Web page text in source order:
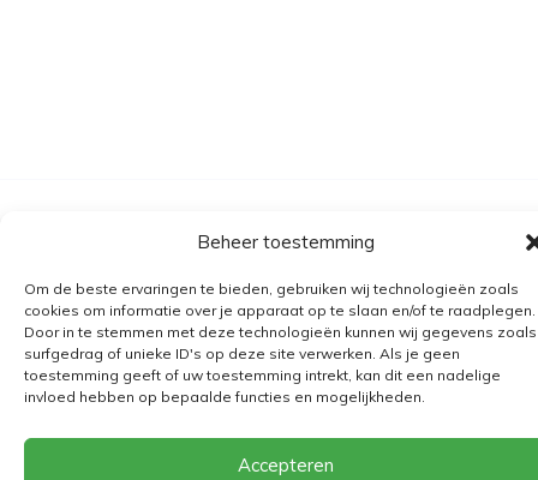
Beheer toestemming
Om de beste ervaringen te bieden, gebruiken wij technologieën zoals
cookies om informatie over je apparaat op te slaan en/of te raadplegen.
Door in te stemmen met deze technologieën kunnen wij gegevens zoals
surfgedrag of unieke ID's op deze site verwerken. Als je geen
toestemming geeft of uw toestemming intrekt, kan dit een nadelige
invloed hebben op bepaalde functies en mogelijkheden.
Accepteren
Retourbeleid
BE 0682.845.059